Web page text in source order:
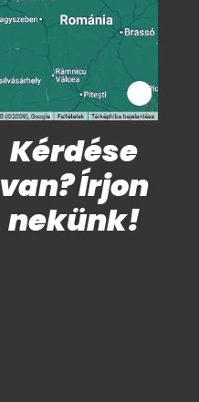
Kérdése
van? Írjon
nekünk!